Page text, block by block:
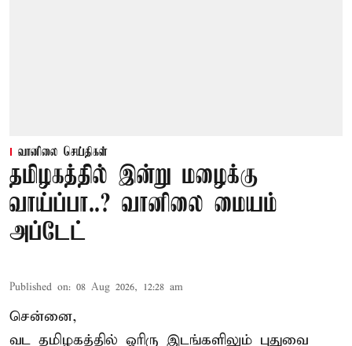
வானிலை செய்திகள்
தமிழகத்தில் இன்று மழைக்கு
வாய்ப்பா..? வானிலை மையம்
அப்டேட்
Published on: 08 Aug 2026, 12:28 am
சென்னை,
வட தமிழகத்தில் ஓரிரு இடங்களிலும் புதுவை